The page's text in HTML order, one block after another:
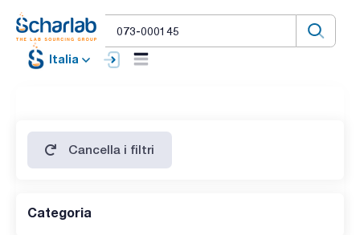
Italia
Cancella i filtri
Categoria